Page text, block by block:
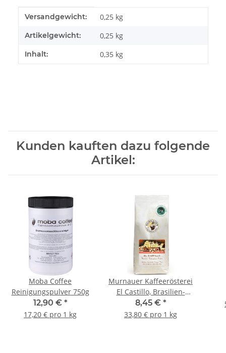
Produkteigenschaft
Wert
Versandgewicht: 0,25 kg
Artikelgewicht: 0,25 kg
Inhalt: 0,35 kg
Kunden kauften dazu folgende
Artikel:
Moba Coffee
Reinigungspulver 750g
12,90 € *
17,20 € pro 1 kg
Murnauer Kaffeerösterei
El Castillo, Brasilien-
Kolumbien-Indien 250g
Bohnen
8,45 € *
33,80 € pro 1 kg